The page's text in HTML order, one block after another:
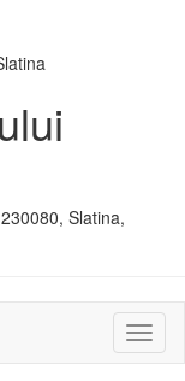
Slatina,
sau